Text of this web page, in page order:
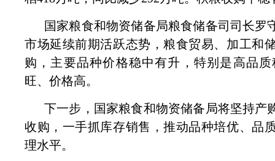
国家粮食和物资储备局粮食储备司司长罗
市场延续前期活跃态势，粮食贸易、加工和
购，主要品种价格稳中有升，特别是高品
旺、价格高。
下一步，国家粮食和物资储备局将坚持产
收购，一手抓库存销售，推动品种培优、品
理水平。